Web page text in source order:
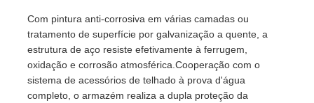
Com pintura anti-corrosiva em várias camadas ou
tratamento de superfície por galvanização a quente, a
estrutura de aço resiste efetivamente à ferrugem,
oxidação e corrosão atmosférica.Cooperação com o
sistema de acessórios de telhado à prova d'água
completo, o armazém realiza a dupla proteção da